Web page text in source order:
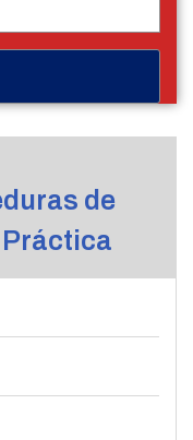
de
Práctica